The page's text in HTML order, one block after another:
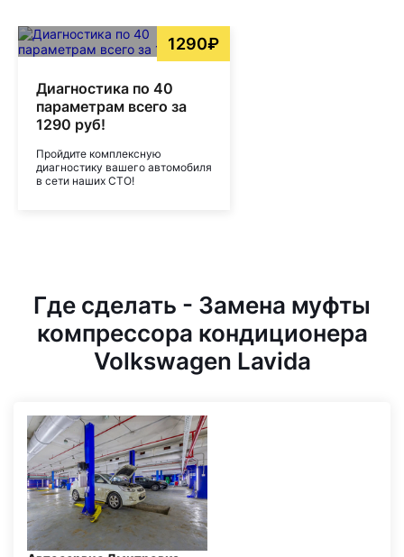
1290₽
Диагностика по 40
параметрам всего за
1290 руб!
Пройдите комплексную
диагностику вашего автомобиля
в сети наших СТО!
Где сделать - Замена муфты
компрессора кондиционера
Volkswagen Lavida